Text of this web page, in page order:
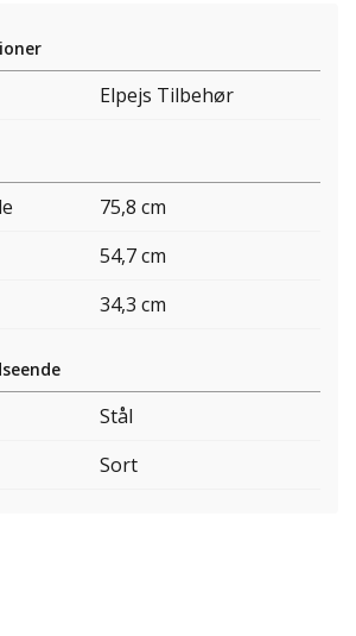
Elpejs Tilbehør
75,8 cm
54,7 cm
34,3 cm
Stål
Sort